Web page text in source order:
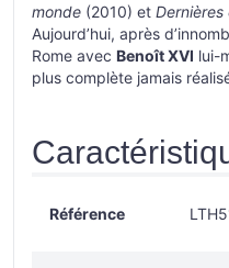
monde (2010) et
Aujourd’hui, après
Rome avec Benoît XVI lui-
plus complète jamais
Référence